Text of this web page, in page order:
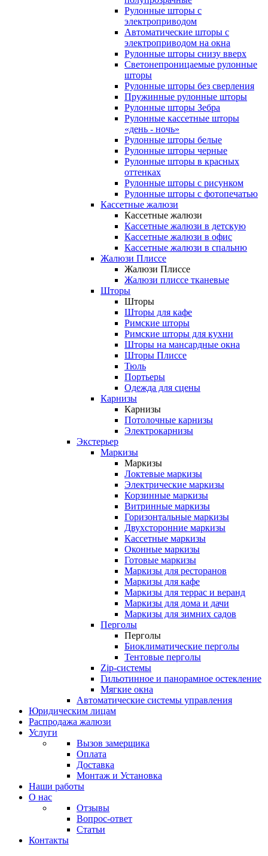
Рулонные шторы с
электроприводом
Автоматические шторы с
электроприводом на окна
Рулонные шторы снизу вверх
Светонепроницаемые рулонные
шторы
Рулонные шторы без сверления
Пружинные рулонные шторы
Рулонные шторы Зебра
Рулонные кассетные шторы
«день - ночь»
Рулонные шторы белые
Рулонные шторы черные
Рулонные шторы в красных
оттенках
Рулонные шторы с рисунком
Рулонные шторы с фотопечатью
Кассетные жалюзи
Кассетные жалюзи
Кассетные жалюзи в детскую
Кассетные жалюзи в офис
Кассетные жалюзи в спальню
Жалюзи Плиссе
Жалюзи Плиссе
Жалюзи плиссе тканевые
Шторы
Шторы
Шторы для кафе
Римские шторы
Римские шторы для кухни
Шторы на мансардные окна
Шторы Плиссе
Тюль
Портьеры
Одежда для сцены
Карнизы
Карнизы
Потолочные карнизы
Электрокарнизы
Экстерьер
Маркизы
Маркизы
Локтевые маркизы
Электрические маркизы
Корзинные маркизы
Витринные маркизы
Горизонтальные маркизы
Двухсторонние маркизы
Кассетные маркизы
Оконные маркизы
Готовые маркизы
Маркизы для ресторанов
Маркизы для кафе
Маркизы для террас и веранд
Маркизы для дома и дачи
Маркизы для зимних садов
Перголы
Перголы
Биоклиматические перголы
Тентовые перголы
Zip-системы
Гильотинное и панорамное остекление
Мягкие окна
Автоматические системы управления
Юридическим лицам
Распродажа жалюзи
Услуги
Вызов замерщика
Оплата
Доставка
Монтаж и Установка
Наши работы
О нас
Отзывы
Вопрос-ответ
Статьи
Контакты